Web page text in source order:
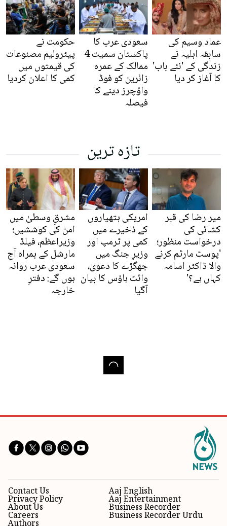
عماد وسیم کی
سابقہ اہلیہ نے
زندگی کے 'نئے باب'
کا آغاز کر دیا
سعودی عرب کا
پاکستان سمیت 4
ممالک کے عمرہ
زائرین کو فوڈ
واؤچرز دینے کا
فیصلہ
حکومت نے
پیٹرولیم مصنوعات
کی قیمتوں میں
کمی کا اعلان کردیا
تازہ ترین
میر رضا کی قبر
کشائی کی
درخواست منظور؛
'پوسٹ مارٹم کرنے
والا ڈاکٹر اسامہ
کہاں ہے؟'
امریکی ہتھیاروں
کے ذخیرے میں
کمی پر ٹرمپ اور
وزیرِ جنگ میں
جھگڑے کا دعویٰ،
وائٹ ہاؤس کا بیان
آگیا
مشرقِ وسطیٰ میں
امن کی کوششیں؛
وزیراعظم، فیلڈ
مارشل کے ہمراہ آج
سعودی عرب روانہ
ہوں گے: دفترِ
خارجہ
Aaj English
Aaj Entertainment
Business Recorder
Business Recorder Urdu
Contact Us
Privacy Policy
About Us
Careers